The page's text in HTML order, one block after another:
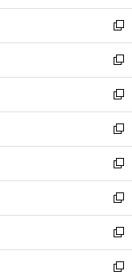
開
く
ウ
で
開
く
ン
ド
ウ
で
開
く
ウ
ィ
ン
ド
ウ
で
開
く
新
し
い
ウ
ィ
ン
ド
ウ
で
開
く
新
し
い
ウ
ィ
ン
ド
ウ
で
開
く
新
し
い
ウ
ィ
ン
ド
ウ
で
開
く
新
し
い
ウ
ィ
ン
ド
ウ
で
新
し
い
ウ
ィ
ン
ド
新
し
い
ウ
ィ
新
し
い
新